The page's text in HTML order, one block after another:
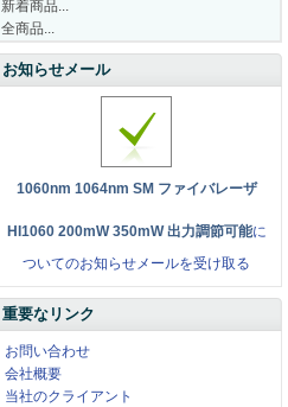
新着商品...
全商品...
お知らせメール
1060nm 1064nm SM ファイバレーザ
HI1060 200mW 350mW 出力調節可能に
ついてのお知らせメールを受け取る
重要なリンク
お問い合わせ
会社概要
当社のクライアント